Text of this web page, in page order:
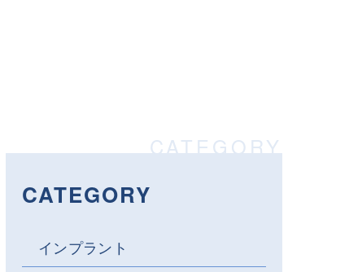
CATEGORY
インプラント